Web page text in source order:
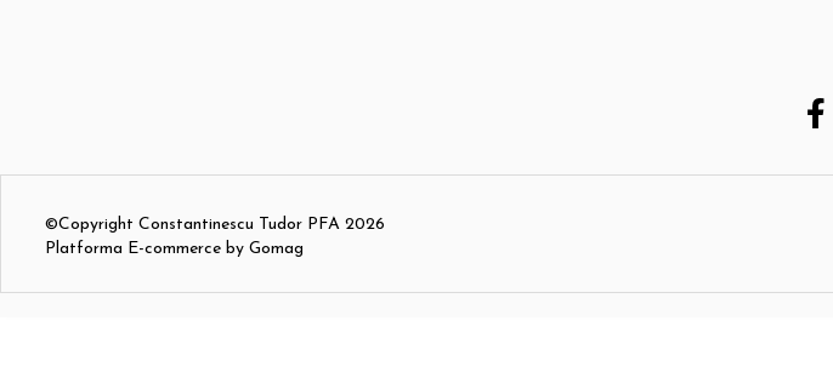
©Copyright Constantinescu Tudor PFA 2026
Platforma E-commerce by Gomag